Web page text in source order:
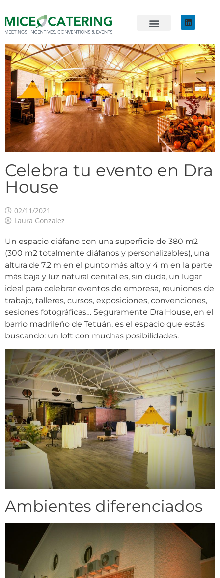
Celebra tu evento en Dra
House
02/11/2021
Laura Gonzalez
Un espacio diáfano con una superficie de 380 m2
(300 m2 totalmente diáfanos y personalizables), una
altura de 7,2 m en el punto más alto y 4 m en la parte
más baja y luz natural cenital es, sin duda, un lugar
ideal para celebrar eventos de empresa, reuniones de
trabajo, talleres, cursos, exposiciones, convenciones,
sesiones fotográficas… Seguramente Dra House, en el
barrio madrileño de Tetuán, es el espacio que estás
buscando: un loft con muchas posibilidades.
Ambientes diferenciados